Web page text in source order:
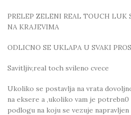
PRELEP ZELENI REAL TOUCH LUK
NA KRAJEVIMA
ODLICNO SE UKLAPA U SVAKI
Savitljiv,real toch svileno cvece
Ukoliko se postavlja na vrata
na eksere a ,ukoliko vam je
podlogu na koju se vezuje napravljen